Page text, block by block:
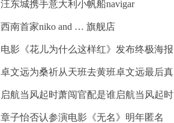
汪东城携手意大利小帆船navigar
西南首家niko and … 旗舰店
电影《花儿为什么这样红》发布终极海报
卓文远为桑祈从天班去黄班卓文远最后真
启航当风起时萧闯官配是谁启航当风起时
章子怡否认参演电影《无名》明年匿名